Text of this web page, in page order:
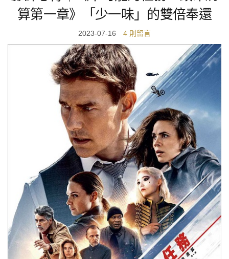
算第一章》「少一味」的雙倍奉還
2023-07-16 4 則留言